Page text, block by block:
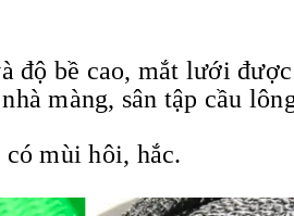
độ bề cao, mắt lưới được
màng, sân tập cầu
mùi hôi, hắc.